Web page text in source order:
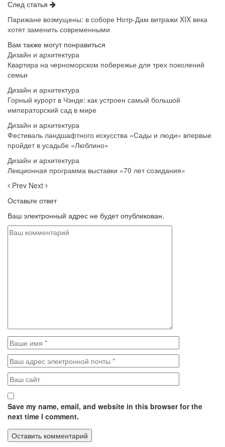
След статья
Парижане возмущены: в соборе Нотр-Дам витражи XIX века
хотят заменить современными
Вам также могут понравиться
Дизайн и архитектура
Квартира на черноморском побережье для трех поколений
семьи
Дизайн и архитектура
Горный курорт в Чэнде: как устроен самый большой
императорский сад в мире
Дизайн и архитектура
Фестиваль ландшафтного искусства «Сады и люди» впервые
пройдет в усадьбе «Люблино»
Дизайн и архитектура
Лекционная программа выставки «70 лет созидания»
Prev Next
Оставьте ответ
Ваш электронный адрес не будет опубликован.
Save my name, email, and website in this browser for the
next time I comment.